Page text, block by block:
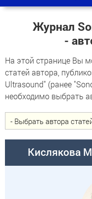
Журнал
-
На этой странице Вы
статей автора,
Ultrasound" (ранее
необходимо выбрать
Кислякова